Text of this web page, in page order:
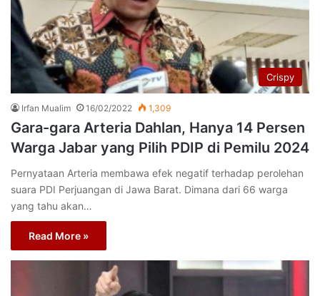
Crispy
Irfan Mualim 16/02/2022 1,309
Gara-gara Arteria Dahlan, Hanya 14 Persen
Warga Jabar yang Pilih PDIP di Pemilu 2024
Pernyataan Arteria membawa efek negatif terhadap perolehan
suara PDI Perjuangan di Jawa Barat. Dimana dari 66 warga
yang tahu akan…
Read More »